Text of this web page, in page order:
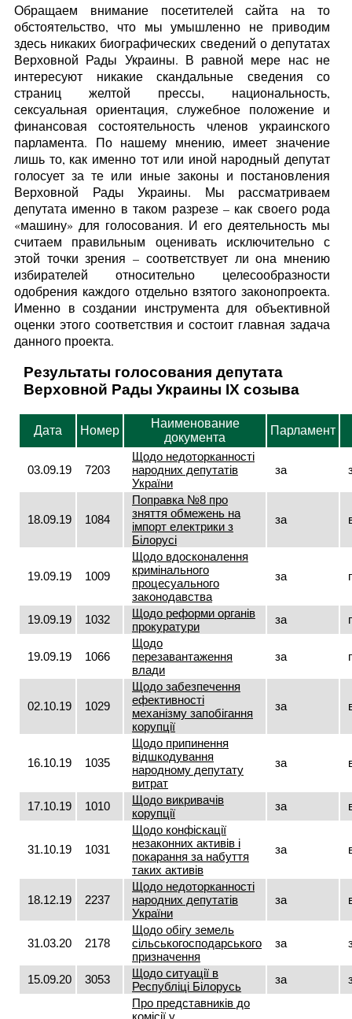
Обращаем внимание посетителей сайта на то
обстоятельство, что мы умышленно не приводим
здесь никаких биографических сведений о депутатах
Верховной Рады Украины. В равной мере нас не
интересуют никакие скандальные сведения со
страниц желтой прессы, национальность,
сексуальная ориентация, служебное положение и
финансовая состоятельность членов украинского
парламента. По нашему мнению, имеет значение
лишь то, как именно тот или иной народный депутат
голосует за те или иные законы и постановления
Верховной Рады Украины. Мы рассматриваем
депутата именно в таком разрезе – как своего рода
«машину» для голосования. И его деятельность мы
считаем правильным оценивать исключительно с
этой точки зрения – соответствует ли она мнению
избирателей относительно целесообразности
одобрения каждого отдельно взятого законопроекта.
Именно в создании инструмента для объективной
оценки этого соответствия и состоит главная задача
данного проекта.
Результаты голосования депутата
Верховной Рады Украины IX созыва
Дата Номер
Наименование
документа
Парламент
03.09.19 7203
Щодо недоторканності
народних депутатів
України
за
18.09.19 1084
Поправка №8 про
зняття обмежень на
імпорт електрики з
Білорусі
за
19.09.19 1009
Щодо вдосконалення
кримінального
процесуального
законодавства
за
19.09.19 1032
Щодо реформи органів
прокуратури
за
19.09.19 1066
Щодо
перезавантаження
влади
за
02.10.19 1029
Щодо забезпечення
ефективності
механізму запобігання
корупції
за
16.10.19 1035
Щодо припинення
відшкодування
народному депутату
витрат
за
17.10.19 1010
Щодо викривачів
корупції
за
31.10.19 1031
Щодо конфіскації
незаконних активів і
покарання за набуття
таких активів
за
18.12.19 2237
Щодо недоторканності
народних депутатів
України
за
31.03.20 2178
Щодо обігу земель
сільськогосподарського
призначення
за
15.09.20 3053
Щодо ситуації в
Республіці Білорусь
за
Про представників до